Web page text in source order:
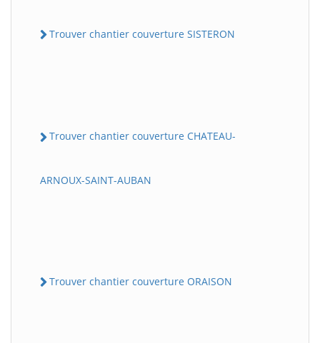
Trouver chantier couverture SISTERON
Trouver chantier couverture CHATEAU-
ARNOUX-SAINT-AUBAN
Trouver chantier couverture ORAISON